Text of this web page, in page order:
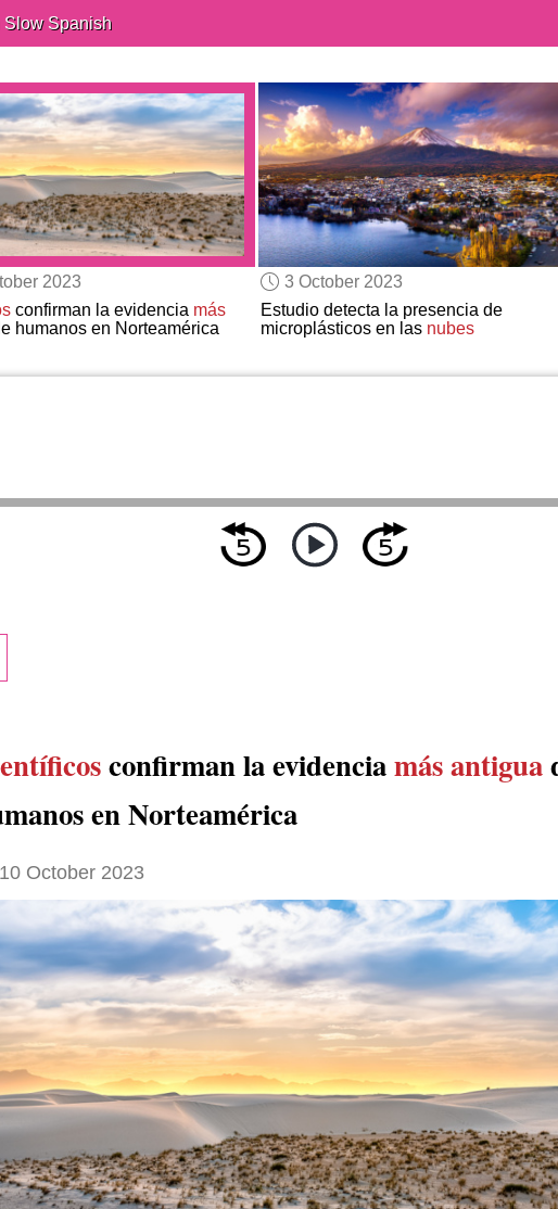
Slow Spanish
2023
confirman la evidencia más
humanos en Norteamérica
3 October 2023
Estudio detecta la presencia de
microplásticos en las nubes
confirman la evidenciamás antigua
en Norteamérica
10 October 2023